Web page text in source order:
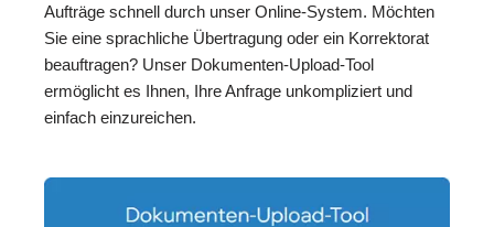
Aufträge schnell durch unser Online-System. Möchten
Sie eine sprachliche Übertragung oder ein Korrektorat
beauftragen? Unser Dokumenten-Upload-Tool
ermöglicht es Ihnen, Ihre Anfrage unkompliziert und
einfach einzureichen.